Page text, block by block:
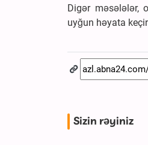
Digər məsələlər,
uyğun həyata
Sizin rəyiniz